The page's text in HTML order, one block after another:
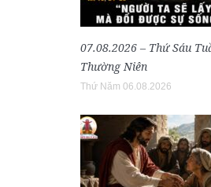
07.08.2026 – Thứ Sáu
Thường Niên
Thứ Năm 06.08.2026